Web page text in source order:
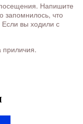
Напишите
запомнилось, что
вы ходили с
приличия.